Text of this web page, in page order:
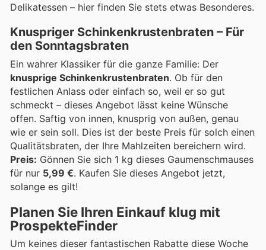
Delikatessen – hier finden Sie stets etwas Besonderes.
Knuspriger Schinkenkrustenbraten – Für
den Sonntagsbraten
Ein wahrer Klassiker für die ganze Familie: Der
knusprige Schinkenkrustenbraten. Ob für den
festlichen Anlass oder einfach so, weil er so gut
schmeckt – dieses Angebot lässt keine Wünsche
offen. Saftig von innen, knusprig von außen, genau
wie er sein soll. Dies ist der beste Preis für solch einen
Qualitätsbraten, der Ihre Mahlzeiten bereichern wird.
Preis: Gönnen Sie sich 1 kg dieses Gaumenschmauses
für nur 5,99 €. Kaufen Sie dieses Angebot jetzt,
solange es gilt!
Planen Sie Ihren Einkauf klug mit
ProspekteFinder
Um keines dieser fantastischen Rabatte diese Woche